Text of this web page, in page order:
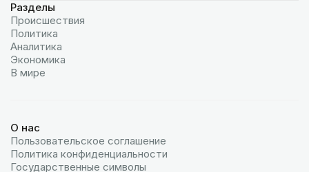
Разделы
Происшествия
Политика
Аналитика
Экономика
В мире
О нас
Пользовательское соглашение
Политика конфиденциальности
Государственные символы